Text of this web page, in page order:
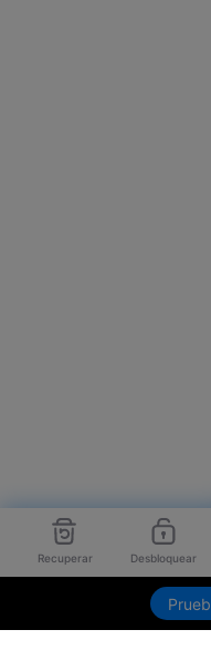
Recuperar Desbloquear